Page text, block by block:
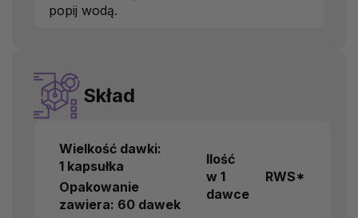
popij wodą.
Skład
Wielkość dawki:
1 kapsułka
Opakowanie
zawiera: 60 dawek
Ilość
w 1
dawce
RWS*